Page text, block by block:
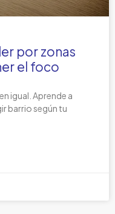
por zonas
el foco
igual. Aprende a
barrio según tu